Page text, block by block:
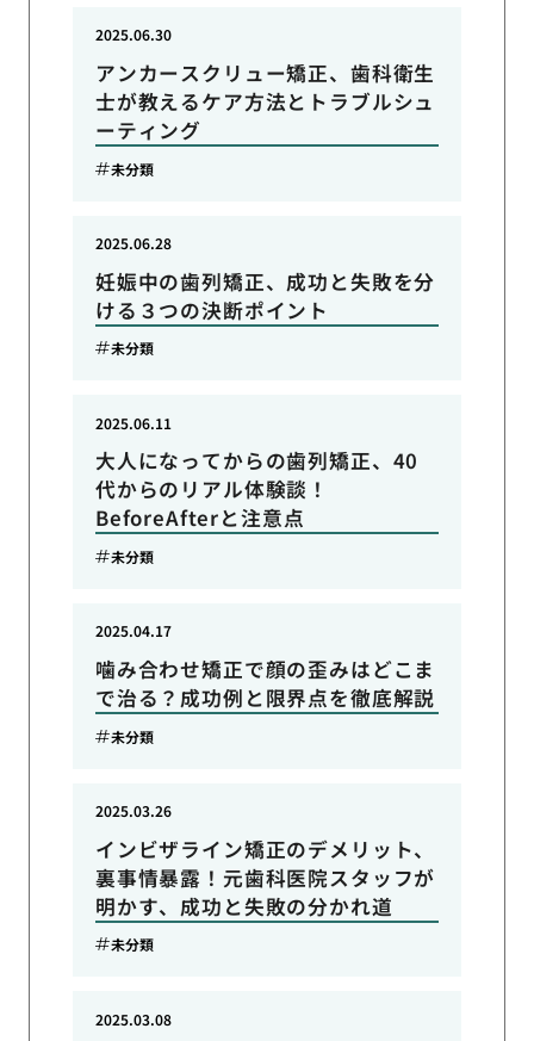
アンカースクリュー矯正、歯科衛生
士が教えるケア方法とトラブルシュ
ーティング
2025.06.30
未分類
妊娠中の歯列矯正、成功と失敗を分
ける３つの決断ポイント
2025.06.28
未分類
大人になってからの歯列矯正、40
代からのリアル体験談！
BeforeAfterと注意点
2025.06.11
未分類
噛み合わせ矯正で顔の歪みはどこま
で治る？成功例と限界点を徹底解説
2025.04.17
未分類
インビザライン矯正のデメリット、
裏事情暴露！元歯科医院スタッフが
明かす、成功と失敗の分かれ道
2025.03.26
未分類
2025.03.08